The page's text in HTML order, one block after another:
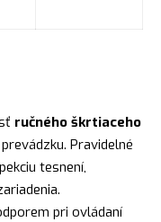
ručného škrtiaceho
Pravidelné
tesnení,
pri ovládaní